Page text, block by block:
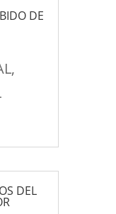
DE
,
DEL